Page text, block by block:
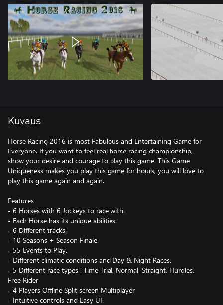
Kuvaus
Horse Racing 2016 is most Fabulous and Entertaining Game for
Everyone. If you want to feel real horse racing championship,
show your desire and courage to play this game. This Game
Uniqueness makes you play this game for hours, you will love to
play this game again and again.
Features
- 6 Horses with 6 Jockeys to race with.
- Each Horse has its unique abilities.
- 6 Different tracks.
- 10 Seasons + Season Finale.
- 55 Events to Play.
- Different climatic conditions and Day & Night Races.
- 5 Different race types : Time Trial, Normal, Straight, Hurdles,
Free Rider
- 4 Players Offline Split screen Multiplayer
- Intuitive controls and Easy UI.